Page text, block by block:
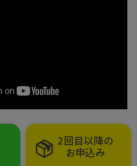
2回目以降の
お申込み